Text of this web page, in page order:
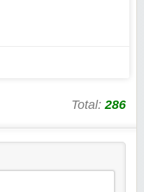
Total: 286